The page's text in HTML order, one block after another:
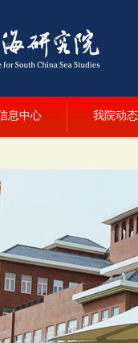
息中心 我院动态